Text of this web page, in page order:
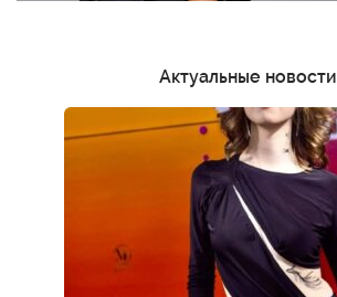
Актуальные новости